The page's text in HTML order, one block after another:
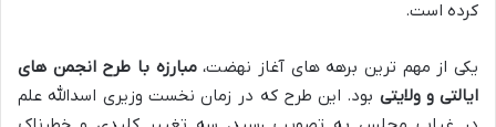
کرده است.
یکی از مهم ترین برهه های آغاز نهضت،مبارزه با طرح انجمن های
ایالتی و ولایتی بود. این طرح که در زمان نخست وزیری اسدالله علم